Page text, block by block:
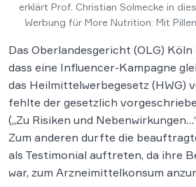
erklärt Prof. Christian Solmecke in
Werbung für More Nutrition: Mit
Das Oberlandesgericht (OLG)
dass eine Influencer-Kampagne
das Heilmittelwerbegesetz (HWG)
fehlte der gesetzlich
(„Zu Risiken und
Zum anderen durfte die
als Testimonial auftreten, da ihre
war, zum Arzneimittelkonsum